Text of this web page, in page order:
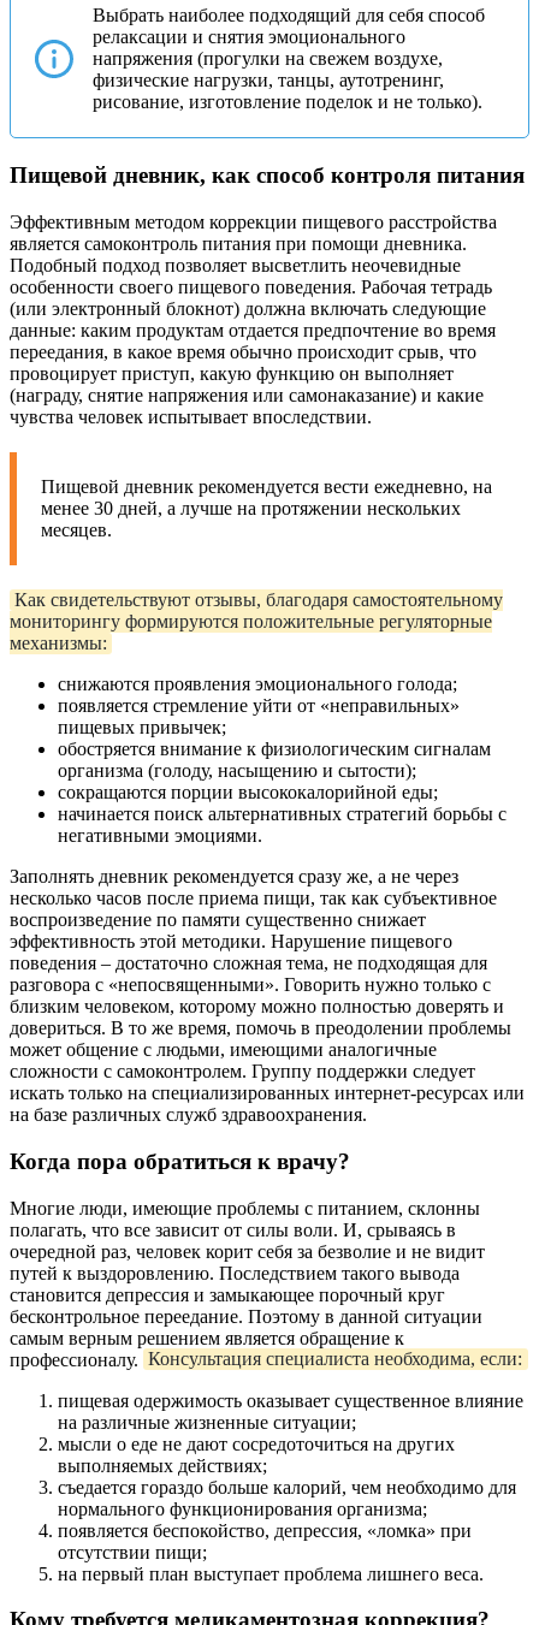
Выбрать наиболее подходящий для себя способ
релаксации и снятия эмоционального
напряжения (прогулки на свежем воздухе,
физические нагрузки, танцы, аутотренинг,
рисование, изготовление поделок и не только).
Пищевой дневник, как способ контроля питания
Эффективным методом коррекции пищевого расстройства
является самоконтроль питания при помощи дневника.
Подобный подход позволяет высветлить неочевидные
особенности своего пищевого поведения. Рабочая тетрадь
(или электронный блокнот) должна включать следующие
данные: каким продуктам отдается предпочтение во время
переедания, в какое время обычно происходит срыв, что
провоцирует приступ, какую функцию он выполняет
(награду, снятие напряжения или самонаказание) и какие
чувства человек испытывает впоследствии.
Пищевой дневник рекомендуется вести ежедневно, на
менее 30 дней, а лучше на протяжении нескольких
месяцев.
Как свидетельствуют отзывы, благодаря самостоятельному
мониторингу формируются положительные регуляторные
механизмы:
снижаются проявления эмоционального голода;
появляется стремление уйти от «неправильных»
пищевых привычек;
обостряется внимание к физиологическим сигналам
организма (голоду, насыщению и сытости);
сокращаются порции высококалорийной еды;
начинается поиск альтернативных стратегий борьбы с
негативными эмоциями.
Заполнять дневник рекомендуется сразу же, а не через
несколько часов после приема пищи, так как субъективное
воспроизведение по памяти существенно снижает
эффективность этой методики. Нарушение пищевого
поведения – достаточно сложная тема, не подходящая для
разговора с «непосвященными». Говорить нужно только с
близким человеком, которому можно полностью доверять и
довериться. В то же время, помочь в преодолении проблемы
может общение с людьми, имеющими аналогичные
сложности с самоконтролем. Группу поддержки следует
искать только на специализированных интернет-ресурсах или
на базе различных служб здравоохранения.
Когда пора обратиться к врачу?
Многие люди, имеющие проблемы с питанием, склонны
полагать, что все зависит от силы воли. И, срываясь в
очередной раз, человек корит себя за безволие и не видит
путей к выздоровлению. Последствием такого вывода
становится депрессия и замыкающее порочный круг
бесконтрольное переедание. Поэтому в данной ситуации
самым верным решением является обращение к
профессионалу. Консультация специалиста необходима, если:
пищевая одержимость оказывает существенное влияние
на различные жизненные ситуации;
мысли о еде не дают сосредоточиться на других
выполняемых действиях;
съедается гораздо больше калорий, чем необходимо для
нормального функционирования организма;
появляется беспокойство, депрессия, «ломка» при
отсутствии пищи;
на первый план выступает проблема лишнего веса.